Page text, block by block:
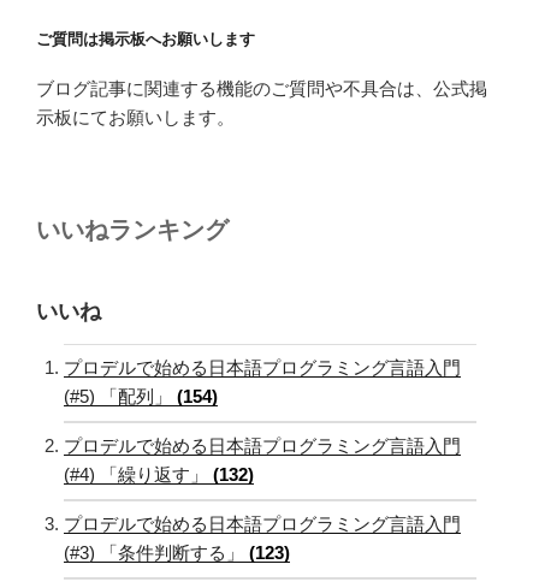
ご質問は掲示板へお願いします
ブログ記事に関連する機能のご質問や不具合は、公式掲
示板にてお願いします。
いいねランキング
いいね
プロデルで始める日本語プログラミング言語入門
(#5) 「配列」 (154)
プロデルで始める日本語プログラミング言語入門
(#4) 「繰り返す」 (132)
プロデルで始める日本語プログラミング言語入門
(#3) 「条件判断する」 (123)